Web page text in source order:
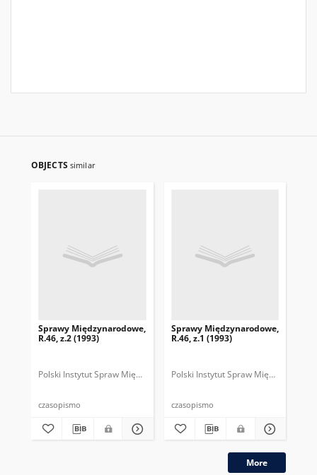
OBJECTS similar
Sprawy Międzynarodowe,
R.46, z.2 (1993)
Polski Instytut Spraw Międzynarodowych. Polska Fundacja Spraw
czasopismo
Sprawy Międzynarodowe,
R.46, z.1 (1993)
Polski Instytut Spraw
czasopismo
More